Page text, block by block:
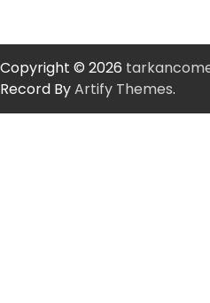
Copyright © 2026
Record ByArtify Themes.